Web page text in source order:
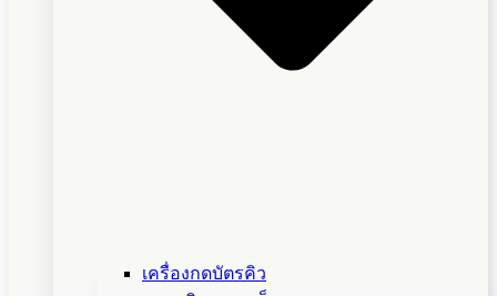
เครื่องกดบัตรคิว